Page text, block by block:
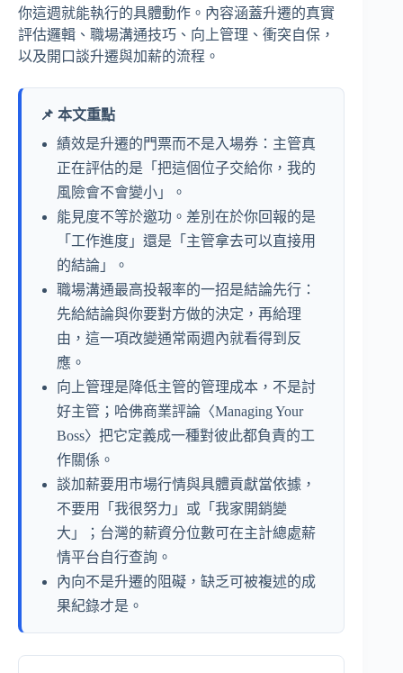
你這週就能執行的具體動作。內容涵蓋升遷的真實
評估邏輯、職場溝通技巧、向上管理、衝突自保，
以及開口談升遷與加薪的流程。
📌 本文重點
績效是升遷的門票而不是入場券：主管真
正在評估的是「把這個位子交給你，我的
風險會不會變小」。
能見度不等於邀功。差別在於你回報的是
「工作進度」還是「主管拿去可以直接用
的結論」。
職場溝通最高投報率的一招是結論先行：
先給結論與你要對方做的決定，再給理
由，這一項改變通常兩週內就看得到反
應。
向上管理是降低主管的管理成本，不是討
好主管；哈佛商業評論〈Managing Your
Boss〉把它定義成一種對彼此都負責的工
作關係。
談加薪要用市場行情與具體貢獻當依據，
不要用「我很努力」或「我家開銷變
大」；台灣的薪資分位數可在主計總處薪
情平台自行查詢。
內向不是升遷的阻礙，缺乏可被複述的成
果紀錄才是。